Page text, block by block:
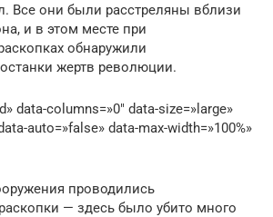
Все они были расстреляны вблизи
и в этом месте при
обнаружили
жертв революции.
data-columns=»0″ data-size=»large»
auto=»false» data-max-width=»100%»
проводились
— здесь было убито много